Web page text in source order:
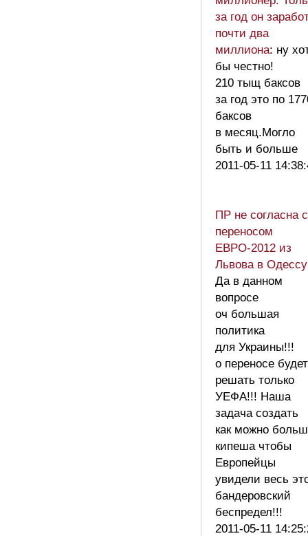
за год он
почти два
миллиона: ну
бы честно!
210 тыщ баксов
за год это по
баксов
в месяц.Могло
быть и больше
2011-05-11
ПР не согласна с
переносом
ЕВРО-2012 из
Львова в Одессу
Да в данном
вопросе
оч большая
политика
для Украины!!!
о переносе будет
решать только
УЕФА!!! Наша
задача создать
как можно
кипеша чтобы
Европейцы
увидели весь
бандеровский
беспредел!!!
2011-05-11